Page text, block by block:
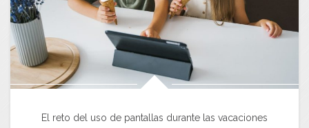
El reto del uso de pantallas durante las vacaciones